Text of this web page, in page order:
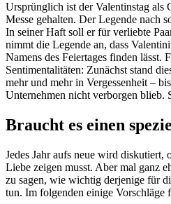
Ursprünglich ist der Valentinstag als
Messe gehalten. Der Legende nach
In seiner Haft soll er für verliebte
nimmt die Legende an, dass
Namens des Feiertages finden lässt.
Sentimentalitäten: Zunächst stand
mehr und mehr in Vergessenheit –
Unternehmen nicht verborgen blieb.
Braucht es einen
Jedes Jahr aufs neue wird diskutiert,
Liebe zeigen musst. Aber mal ganz
zu sagen, wie wichtig derjenige für
tun. Im folgenden einige Vorschläge